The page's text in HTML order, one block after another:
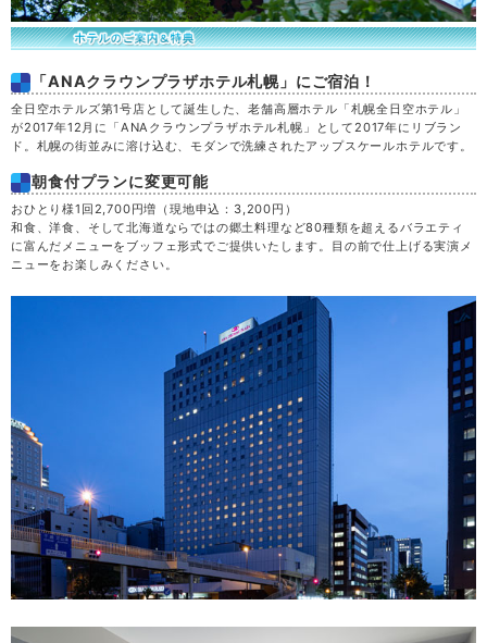
「ANAクラウンプラザホテル札幌」にご宿泊！
全日空ホテルズ第1号店として誕生した、老舗高層ホテル「札幌全日空ホテル」
が2017年12月に「ANAクラウンプラザホテル札幌」として2017年にリブラン
ド。札幌の街並みに溶け込む、モダンで洗練されたアップスケールホテルです。
朝食付プランに変更可能
おひとり様1回2,700円増（現地申込：3,200円）
和食、洋食、そして北海道ならではの郷土料理など80種類を超えるバラエティ
に富んだメニューをブッフェ形式でご提供いたします。目の前で仕上げる実演メ
ニューをお楽しみください。